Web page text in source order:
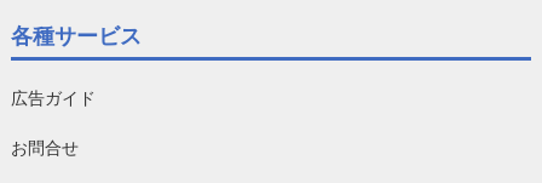
各種サービス
広告ガイド
お問合せ